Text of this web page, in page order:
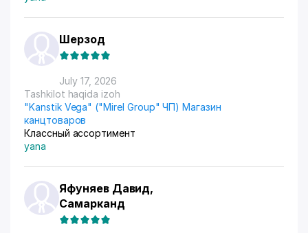
Шерзод
July 17, 2026
Tashkilot haqida izoh
"Kanstik Vega" ("Mirel Group" ЧП) Магазин
канцтоваров
Классный ассортимент
yana
Яфуняев Давид,
Самарканд